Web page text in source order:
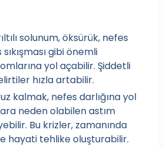
solunum, öksürük, nefes
gibi önemli
yol açabilir. Şiddetli
hızla artabilir.
kalmak, nefes darlığına yol
neden olabilen astım
Bu krizler, zamanında
hayati tehlike oluşturabilir.